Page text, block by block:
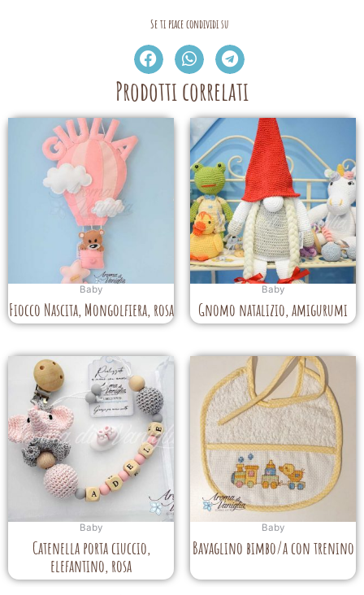
Se ti piace condividi su
Prodotti correlati
Baby
Fiocco Nascita, Mongolfiera, rosa
Baby
Gnomo natalizio, amigurumi
Baby
Catenella porta ciuccio,
elefantino, rosa
Baby
Bavaglino bimbo/a con trenino